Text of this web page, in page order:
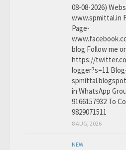
08-08-2026)
www.spmittal.in
Page-
blog Follow me
https://
logger?s=11
in WhatsApp
9166157932 To
9829071511
8 AUG, 2026
NEW